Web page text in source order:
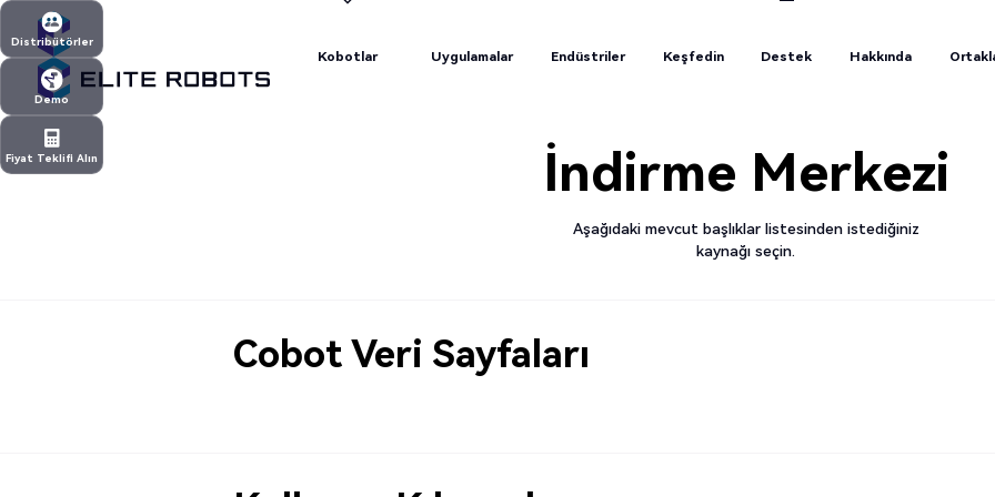
Distribütörler
Distribütörler
Demo
Demo
Fiyat Teklifi Alın
Kobotlar
Uygulamalar
Endüstriler
Keşfedin
Destek
Hakkında
İndirme Merkezi
Aşağıdaki mevcut başlıklar listesinden istediğiniz
kaynağı seçin.
Cobot Veri Sayfaları